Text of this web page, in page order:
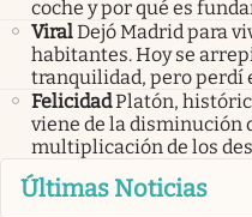
coche y por qué es
ViralDejó Madrid para
habitantes. Hoy se
tranquilidad, pero perdí
FelicidadPlatón,
viene de la disminución
multiplicación de los
Últimas Noticias